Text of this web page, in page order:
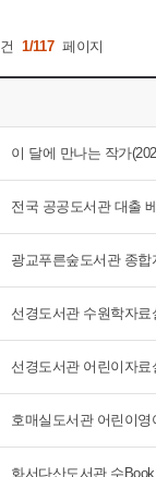
모바일 웹앱 이
FAQ
건 1/117 페이지
이 달에 만나는 작가
전국 공공도서관 대출
광교푸른숲도서관 종
선경도서관 수원학자
선경도서관 어린이자
호매실도서관 어린이영
화서다산도서관 수